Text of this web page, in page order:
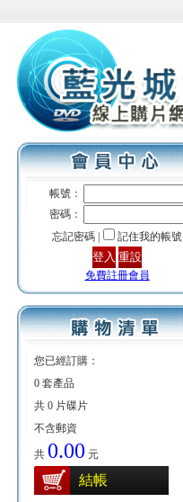
帳號：
密碼：
忘記密碼 |
記住我的帳號
免費註冊會員
您已經訂購：
0 套產品
共 0 片碟片
不含郵資
共 0.00 元
結帳